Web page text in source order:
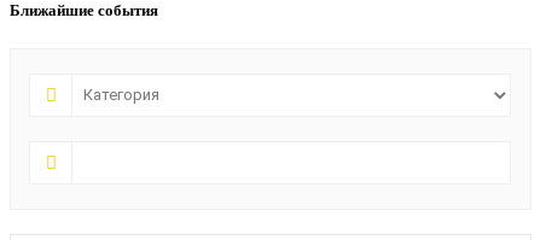
Ближайшие события